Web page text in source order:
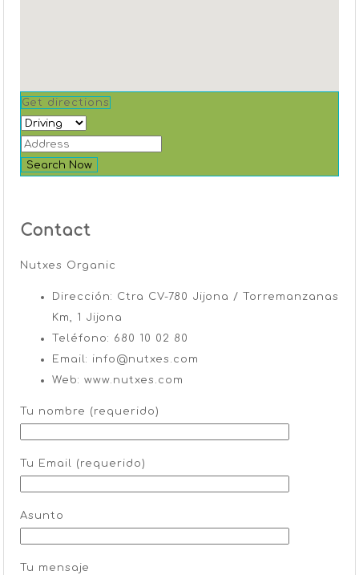
Get directions
Search Now
Contact
Nutxes Organic
Dirección: Ctra CV-780 Jijona / Torremanzanas
Km, 1 Jijona
Teléfono: 680 10 02 80
Email: info@nutxes.com
Web: www.nutxes.com
Tu nombre (requerido)
Tu Email (requerido)
Asunto
Tu mensaje